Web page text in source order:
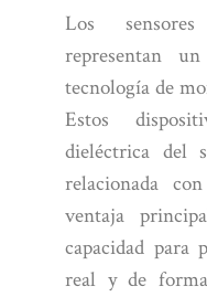
Los
representan
tecnología de
Estos
dieléctrica del
relacionada
ventaja
capacidad para
real y de